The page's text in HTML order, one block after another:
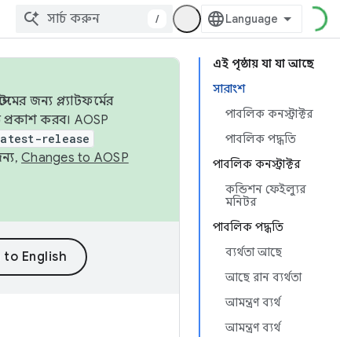
/
এই পৃষ্ঠায় যা যা আছে
সারাংশ
পাবলিক কনস্ট্রাক্টর
পাবলিক পদ্ধতি
পাবলিক কনস্ট্রাক্টর
কন্ডিশন ফেইল্যুর
মনিটর
পাবলিক পদ্ধতি
ব্যর্থতা আছে
আছে রান ব্যর্থতা
আমন্ত্রণ ব্যর্থ
আমন্ত্রণ ব্যর্থ
জন্য প্ল্যাটফর্মের
প্রকাশ করব। AOSP
release
Changes to AOSP